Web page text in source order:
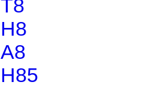
T8
H8
A8
H85